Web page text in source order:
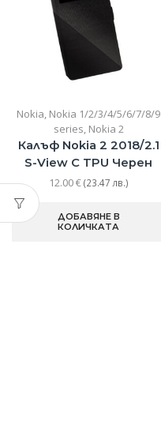
Nokia, Nokia 1/2/3/4/5/6/7/8/9
series, Nokia 2
Калъф Nokia 2 2018/2.1
S-View С TPU Черен
12.00€(23.47 лв.)
ДОБАВЯНЕ В
КОЛИЧКАТА